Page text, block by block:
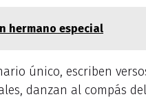
hermano especial
único, escriben
danzan al compás